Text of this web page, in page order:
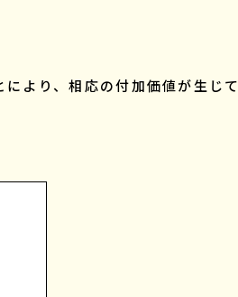
より、相応の付加価値が生じて